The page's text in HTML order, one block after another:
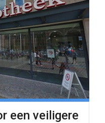
een veiligere